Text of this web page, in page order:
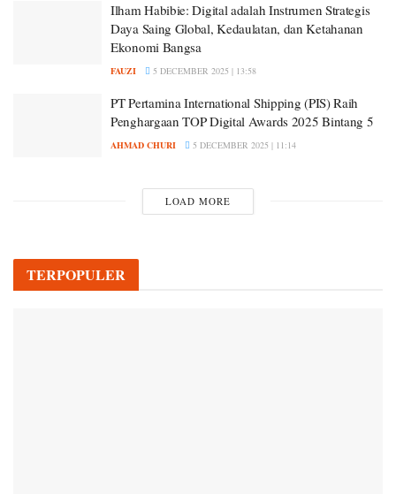
Ilham Habibie: Digital adalah Instrumen Strategis
Daya Saing Global, Kedaulatan, dan Ketahanan
Ekonomi Bangsa
FAUZI 5 DECEMBER 2025 | 13:58
PT Pertamina International Shipping (PIS) Raih
Penghargaan TOP Digital Awards 2025 Bintang 5
AHMAD CHURI 5 DECEMBER 2025 | 11:14
LOAD MORE
TERPOPULER